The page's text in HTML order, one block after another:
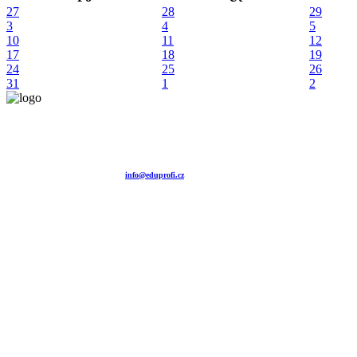
27
28 29
3
4 5
10
11 12
17
18 19
24
25 26
31
1 2
info@eduprofi.cz